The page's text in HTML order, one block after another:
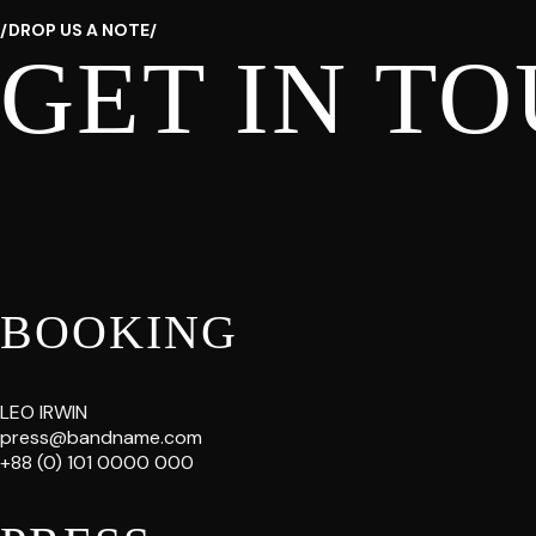
/DROP US A NOTE/
GET IN
BOOKING
LEO IRWIN
press@bandname.com
+88 (0) 101 0000 000